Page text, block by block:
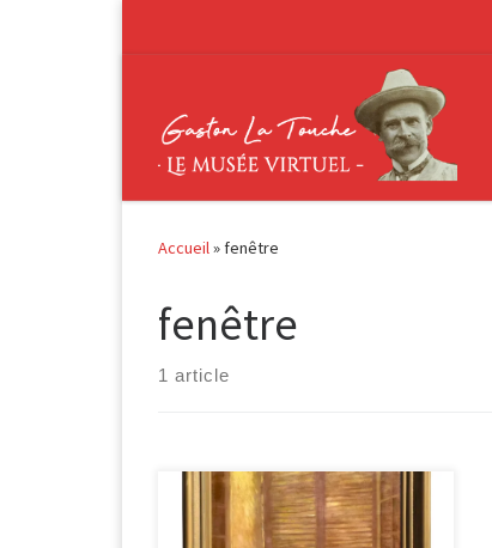
Accueil»fenêtre
fenêtre
1 article